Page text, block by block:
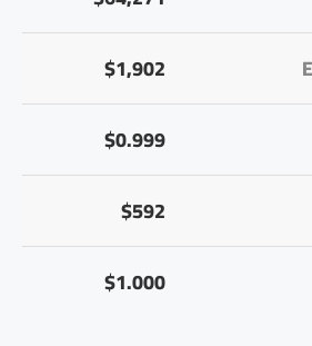
$1,902
$0.999
$592
$1.000